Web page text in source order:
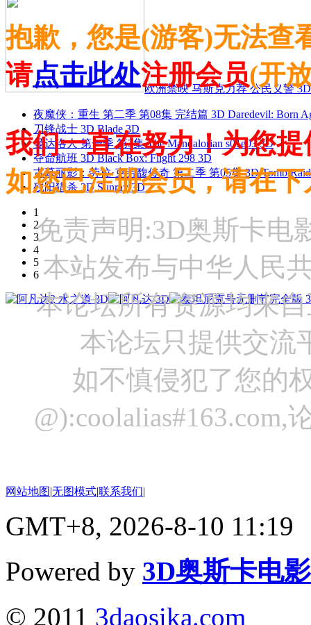
欧洲禁映 马斯克力荐 公民义警 3D
夜魔侠：重生 第二季 第08集 完结篇 3D Daredevil: Born
刀锋战士 3D Blade 3D
曼达洛人 第一季 第3集 The Mandalorian s01e03 3D
夺命航班 3D Black Box: Flight 298 3D
古墓丽影：劳拉·克劳馥传奇 第二季 第05集 3D Tomb
残阳猎杀 3D Sunray 3D
1
2
3
4
5
6
抱歉，您是(游客)无法查
请点击此处注册会员(开
我们一直在努力！为您
如您已注册会员，请在
免责声明:3D奥斯卡电
本站发布与中华人民
本论坛所有资源均来
本论坛只提供交流
如不慎侵犯了您的
网站地图|无图模式|联系我们|
GMT+8, 2026-8-10 11:19
Powered by 3D奥斯卡电
© 2011 3daosika.com